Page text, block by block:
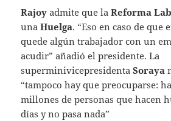
Rajoy admite que laReforma
unaHuelga. “Eso en caso de que
quede algún trabajador con un
acudir” añadió el presidente. La
superminivicepresidentaSoraya
“tampoco hay que preocuparse:
millones de personas que hacen
días y no pasa nada”